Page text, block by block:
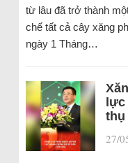
từ lâu đã trở thành
chế tất cả cây xăng
ngày 1 Tháng…
thụ
27/